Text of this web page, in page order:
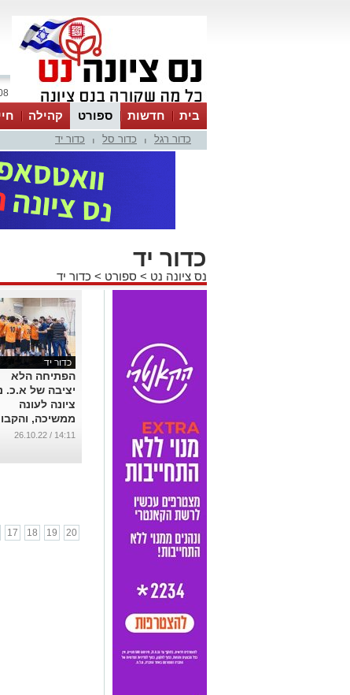
08 אוגוסט
בית חדשות ספורט קהילה
כדור רגל כדור סל כדור יד
כדור יד
נס ציונה נט > ספורט > כדור יד
כדור יד
הפתיחה הלא
יציבה של א.כ.
ציונה לעונה
ממשיכה,
ממשיכה לייצר
עקביות
14:11 / 26.10.22
17 18 19
20